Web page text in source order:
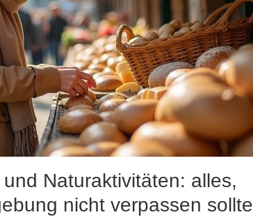
Naturaktivitäten: alles,
nicht verpassen sollte